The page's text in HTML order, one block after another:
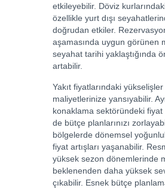
etkileyebilir. Döviz
özellikle yurt dışı
doğrudan etkiler.
aşamasında uygun görünen
seyahat tarihi yaklaştığında
artabilir.
Yakıt fiyatlarındaki yükselişler
maliyetlerinize yansıyabilir.
konaklama sektöründeki fiyat
de bütçe planlarınızı
bölgelerde dönemsel
fiyat artışları yaşanabilir.
yüksek sezon dönemlerinde
beklenenden daha yüksek
çıkabilir. Esnek bütçe